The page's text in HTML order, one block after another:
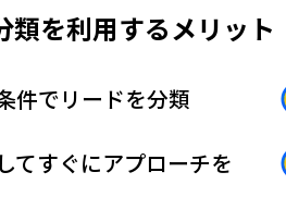
類を利用するメリット
件でリードを分類
てすぐにアプローチを